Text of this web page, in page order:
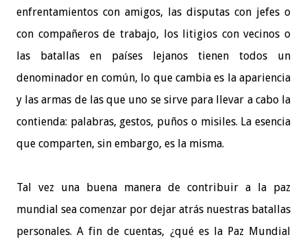
enfrentamientos con amigos, las disputas con jefes o
con compañeros de trabajo, los litigios con vecinos o
las batallas en países lejanos tienen todos un
denominador en común, lo que cambia es la apariencia
y las armas de las que uno se sirve para llevar a cabo la
contienda: palabras, gestos, puños o misiles. La esencia
que comparten, sin embargo, es la misma.
Tal vez una buena manera de contribuir a la paz
mundial sea comenzar por dejar atrás nuestras batallas
personales. A fin de cuentas, ¿qué es la Paz Mundial